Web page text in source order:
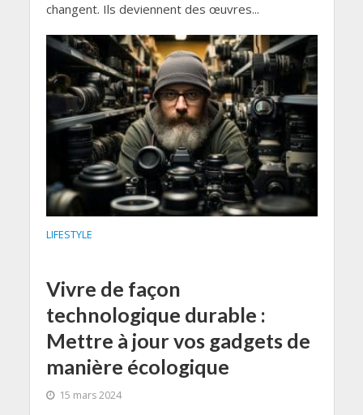
changent. Ils deviennent des œuvres...
LIFESTYLE
Vivre de façon
technologique durable :
Mettre à jour vos gadgets de
manière écologique
15 mars 2024